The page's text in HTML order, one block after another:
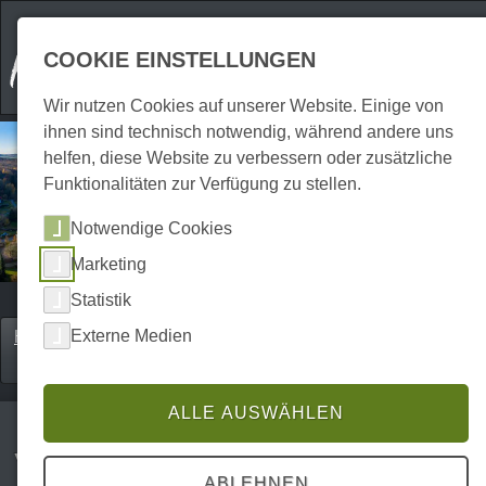
Home Erkunden
Walkenried
COOKIE EINSTELLUNGEN
Wir nutzen Cookies auf unserer Website. Einige von
ihnen sind technisch notwendig, während andere uns
helfen, diese Website zu verbessern oder zusätzliche
Funktionalitäten zur Verfügung zu stellen.
Notwendige Cookies
Marketing
Statistik
Externe Medien
ALLE AUSWÄHLEN